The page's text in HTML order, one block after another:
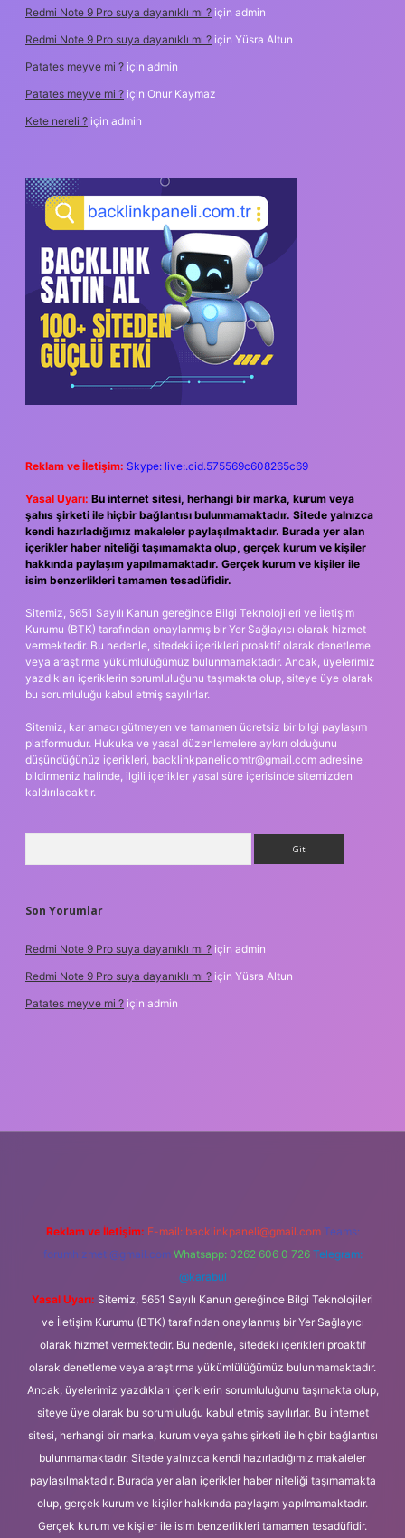
Redmi Note 9 Pro suya dayanıklı mı ? için admin
Redmi Note 9 Pro suya dayanıklı mı ? için Yüsra Altun
Patates meyve mi ? için admin
Patates meyve mi ? için Onur Kaymaz
Kete nereli ? için admin
Reklam ve İletişim: Skype: live:.cid.575569c608265c69
Yasal Uyarı: Bu internet sitesi, herhangi bir marka, kurum veya
şahıs şirketi ile hiçbir bağlantısı bulunmamaktadır. Sitede yalnızca
kendi hazırladığımız makaleler paylaşılmaktadır. Burada yer alan
içerikler haber niteliği taşımamakta olup, gerçek kurum ve kişiler
hakkında paylaşım yapılmamaktadır. Gerçek kurum ve kişiler ile
isim benzerlikleri tamamen tesadüfidir.
Sitemiz, 5651 Sayılı Kanun gereğince Bilgi Teknolojileri ve İletişim
Kurumu (BTK) tarafından onaylanmış bir Yer Sağlayıcı olarak hizmet
vermektedir. Bu nedenle, sitedeki içerikleri proaktif olarak denetleme
veya araştırma yükümlülüğümüz bulunmamaktadır. Ancak, üyelerimiz
yazdıkları içeriklerin sorumluluğunu taşımakta olup, siteye üye olarak
bu sorumluluğu kabul etmiş sayılırlar.
Sitemiz, kar amacı gütmeyen ve tamamen ücretsiz bir bilgi paylaşım
platformudur. Hukuka ve yasal düzenlemelere aykırı olduğunu
düşündüğünüz içerikleri, backlinkpanelicomtr@gmail.com adresine
bildirmeniz halinde, ilgili içerikler yasal süre içerisinde sitemizden
kaldırılacaktır.
Son Yorumlar
Redmi Note 9 Pro suya dayanıklı mı ? için admin
Redmi Note 9 Pro suya dayanıklı mı ? için Yüsra Altun
Patates meyve mi ? için admin
Reklam ve İletişim: E-mail: backlinkpaneli@gmail.com Teams:
forumhizmeti@gmail.com Whatsapp: 0262 606 0 726 Telegram:
@karabul
Yasal Uyarı: Sitemiz, 5651 Sayılı Kanun gereğince Bilgi Teknolojileri
ve İletişim Kurumu (BTK) tarafından onaylanmış bir Yer Sağlayıcı
olarak hizmet vermektedir. Bu nedenle, sitedeki içerikleri proaktif
olarak denetleme veya araştırma yükümlülüğümüz bulunmamaktadır.
Ancak, üyelerimiz yazdıkları içeriklerin sorumluluğunu taşımakta olup,
siteye üye olarak bu sorumluluğu kabul etmiş sayılırlar. Bu internet
sitesi, herhangi bir marka, kurum veya şahıs şirketi ile hiçbir bağlantısı
bulunmamaktadır. Sitede yalnızca kendi hazırladığımız makaleler
paylaşılmaktadır. Burada yer alan içerikler haber niteliği taşımamakta
olup, gerçek kurum ve kişiler hakkında paylaşım yapılmamaktadır.
Gerçek kurum ve kişiler ile isim benzerlikleri tamamen tesadüfidir.